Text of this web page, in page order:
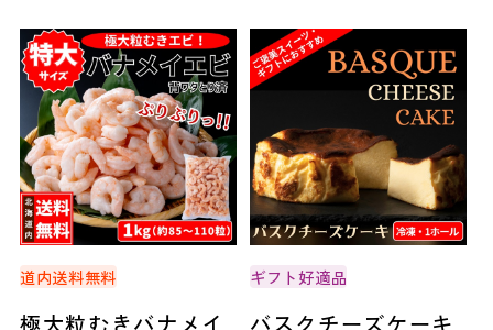
道内送料無料
極大粒むきバナメイ
ギフト好適品
バスクチーズケーキ